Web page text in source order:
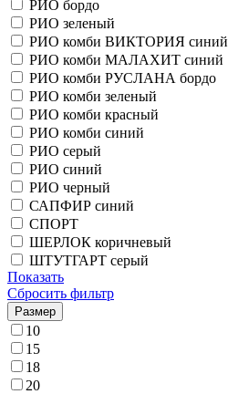
РИО бордо
РИО зеленый
РИО комби ВИКТОРИЯ синий
РИО комби МАЛАХИТ синий
РИО комби РУСЛАНА бордо
РИО комби зеленый
РИО комби красный
РИО комби синий
РИО серый
РИО синий
РИО черный
САПФИР синий
СПОРТ
ШЕРЛОК коричневый
ШТУТГАРТ серый
Показать
Сбросить фильтр
Размер
10
15
18
20